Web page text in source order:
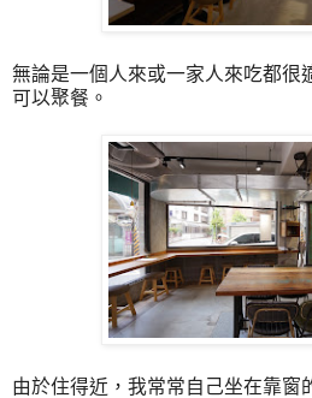
無論是一個人來或一家人來吃都很
可以聚餐。
由於住得近，我常常自己坐在靠窗